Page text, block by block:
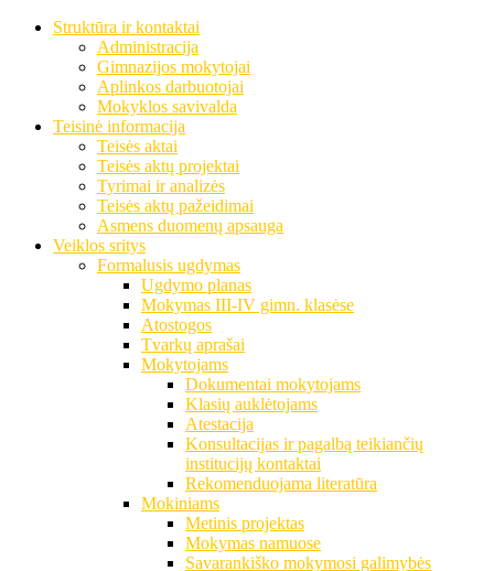
Struktūra ir kontaktai
Administracija
Gimnazijos mokytojai
Aplinkos darbuotojai
Mokyklos savivalda
Teisinė informacija
Teisės aktai
Teisės aktų projektai
Tyrimai ir analizės
Teisės aktų pažeidimai
Asmens duomenų apsauga
Veiklos sritys
Formalusis ugdymas
Ugdymo planas
Mokymas III-IV gimn. klasėse
Atostogos
Tvarkų aprašai
Mokytojams
Dokumentai mokytojams
Klasių auklėtojams
Atestacija
Konsultacijas ir pagalbą teikiančių
institucijų kontaktai
Rekomenduojama literatūra
Mokiniams
Metinis projektas
Mokymas namuose
Savarankiško mokymosi galimybės